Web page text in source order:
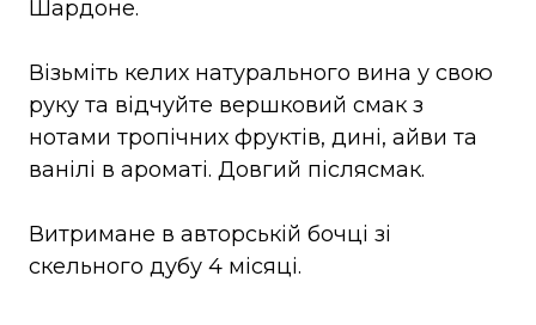
Шардоне.
Візьміть келих натурального вина у свою
руку та відчуйте вершковий смак з
нотами тропічних фруктів, дині, айви та
ванілі в ароматі. Довгий післясмак.
Витримане в авторській бочці зі
скельного дубу 4 місяці.